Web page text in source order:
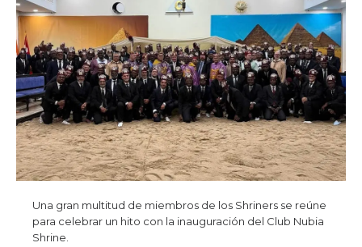
Una gran multitud de miembros de los Shriners se reúne
para celebrar un hito con la inauguración del Club Nubia
Shrine.